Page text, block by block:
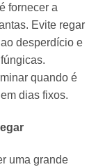
fornecer a
Evite regar
desperdício e
quando é
dias fixos.
uma grande